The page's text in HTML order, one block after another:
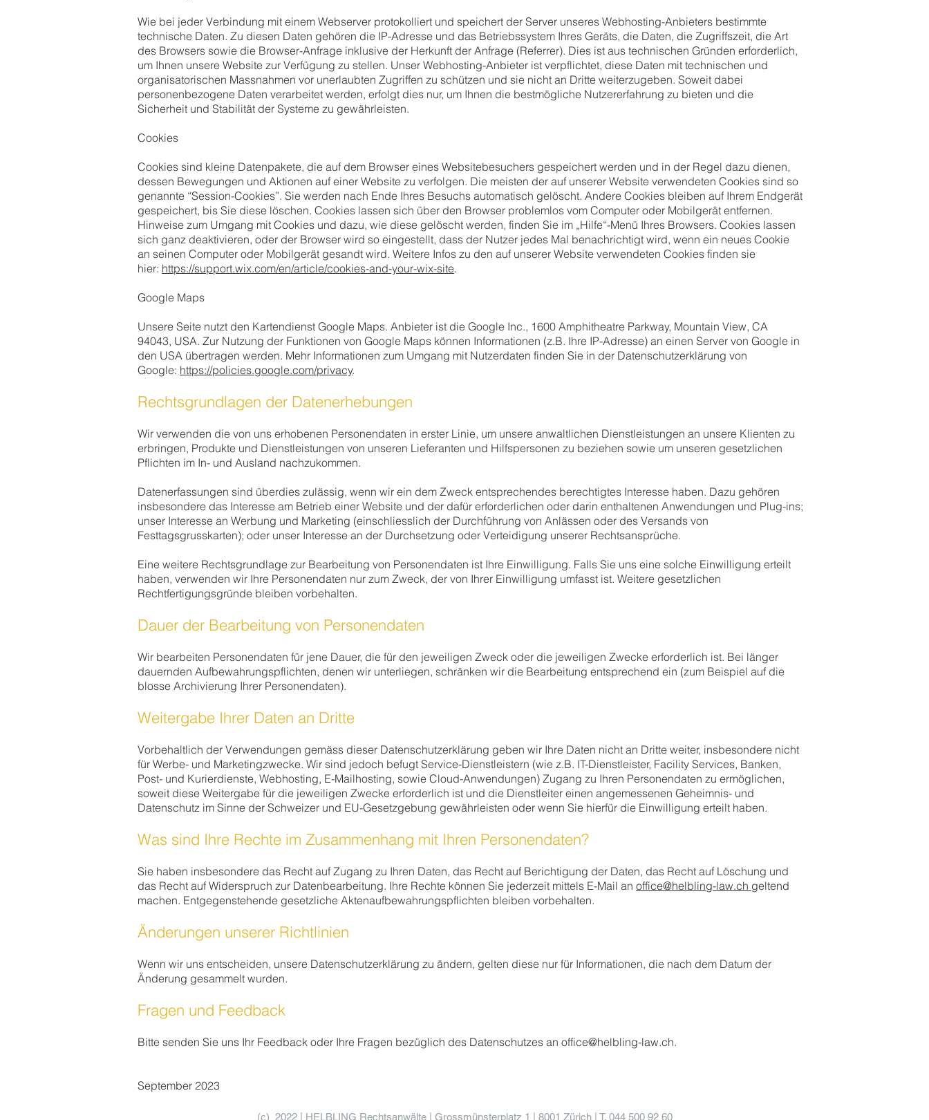
Wie bei jeder Verbindung mit einem Webserver protokolliert und speichert der Server unseres Webhosting-Anbieters bestimmte
technische Daten. Zu diesen Daten gehören die IP-Adresse und das Betriebssystem Ihres Geräts, die Daten, die Zugriffszeit, die Art
des Browsers sowie die Browser-Anfrage inklusive der Herkunft der Anfrage (Referrer). Dies ist aus technischen Gründen erforderlich,
um Ihnen unsere Website zur Verfügung zu stellen. Unser Webhosting-Anbieter ist verpflichtet, diese Daten mit technischen und
organisatorischen Massnahmen vor unerlaubten Zugriffen zu schützen und sie nicht an Dritte weiterzugeben. Soweit dabei
personenbezogene Daten verarbeitet werden, erfolgt dies nur, um Ihnen die bestmögliche Nutzererfahrung zu bieten und die
Sicherheit und Stabilität der Systeme zu gewährleisten.
Cookies
Cookies sind kleine Datenpakete, die auf dem Browser eines Websitebesuchers gespeichert werden und in der Regel dazu dienen,
dessen Bewegungen und Aktionen auf einer Website zu verfolgen. Die meisten der auf unserer Website verwendeten Cookies sind so
genannte “Session-Cookies”. Sie werden nach Ende Ihres Besuchs automatisch gelöscht. Andere Cookies bleiben auf Ihrem Endgerät
gespeichert, bis Sie diese löschen. Cookies lassen sich über den Browser problemlos vom Computer oder Mobilgerät entfernen.
Hinweise zum Umgang mit Cookies und dazu, wie diese gelöscht werden, finden Sie im „Hilfe“-Menü Ihres Browsers. Cookies lassen
sich ganz deaktivieren, oder der Browser wird so eingestellt, dass der Nutzer jedes Mal benachrichtigt wird, wenn ein neues Cookie
an seinen Computer oder Mobilgerät gesandt wird. Weitere Infos zu den auf unserer Website verwendeten Cookies finden sie
hier: https://support.wix.com/en/article/cookies-and-your-wix-site.
Google Maps
Unsere Seite nutzt den Kartendienst Google Maps. Anbieter ist die Google Inc., 1600 Amphitheatre Parkway, Mountain View, CA
94043, USA. Zur Nutzung der Funktionen von Google Maps können Informationen (z.B. Ihre IP-Adresse) an einen Server von Google in
den USA übertragen werden. Mehr Informationen zum Umgang mit Nutzerdaten finden Sie in der Datenschutzerklärung von
Google: https://policies.google.com/privacy.
Rechtsgrundlagen der Datenerhebungen
Wir verwenden die von uns erhobenen Personendaten in erster Linie, um unsere anwaltlichen Dienstleistungen an unsere Klienten zu
erbringen, Produkte und Dienstleistungen von unseren Lieferanten und Hilfspersonen zu beziehen sowie um unseren gesetzlichen
Pflichten im In- und Ausland nachzukommen.
Datenerfassungen sind überdies zulässig, wenn wir ein dem Zweck entsprechendes berechtigtes Interesse haben. Dazu gehören
insbesondere das Interesse am Betrieb einer Website und der dafür erforderlichen oder darin enthaltenen Anwendungen und Plug-ins;
unser Interesse an Werbung und Marketing (einschliesslich der Durchführung von Anlässen oder des Versands von
Festtagsgrusskarten); oder unser Interesse an der Durchsetzung oder Verteidigung unserer Rechtsansprüche.
Eine weitere Rechtsgrundlage zur Bearbeitung von Personendaten ist Ihre Einwilligung. Falls Sie uns eine solche Einwilligung erteilt
haben, verwenden wir Ihre Personendaten nur zum Zweck, der von Ihrer Einwilligung umfasst ist. Weitere gesetzlichen
Rechtfertigungsgründe bleiben vorbehalten.
Dauer der Bearbeitung von Personendaten
Wir bearbeiten Personendaten für jene Dauer, die für den jeweiligen Zweck oder die jeweiligen Zwecke erforderlich ist. Bei länger
dauernden Aufbewahrungspflichten, denen wir unterliegen, schränken wir die Bearbeitung entsprechend ein (zum Beispiel auf die
blosse Archivierung Ihrer Personendaten).
Weitergabe Ihrer Daten an Dritte
Vorbehaltlich der Verwendungen gemäss dieser Datenschutzerklärung geben wir Ihre Daten nicht an Dritte weiter, insbesondere nicht
für Werbe- und Marketingzwecke. Wir sind jedoch befugt Service-Dienstleistern (wie z.B. IT-Dienstleister, Facility Services, Banken,
Post- und Kurierdienste, Webhosting, E-Mailhosting, sowie Cloud-Anwendungen) Zugang zu Ihren Personendaten zu ermöglichen,
soweit diese Weitergabe für die jeweiligen Zwecke erforderlich ist und die Dienstleiter einen angemessenen Geheimnis- und
Datenschutz im Sinne der Schweizer und EU-Gesetzgebung gewährleisten oder wenn Sie hierfür die Einwilligung erteilt haben.
Was sind Ihre Rechte im Zusammenhang mit Ihren Personendaten?
Sie haben insbesondere das Recht auf Zugang zu Ihren Daten, das Recht auf Berichtigung der Daten, das Recht auf Löschung und
das Recht auf Widerspruch zur Datenbearbeitung. Ihre Rechte können Sie jederzeit mittels E-Mail an office@helbling-law.ch geltend
machen. Entgegenstehende gesetzliche Aktenaufbewahrungspflichten bleiben vorbehalten.
Änderungen unserer Richtlinien
Wenn wir uns entscheiden, unsere Datenschutzerklärung zu ändern, gelten diese nur für Informationen, die nach dem Datum der
Änderung gesammelt wurden.
Fragen und Feedback
Bitte senden Sie uns Ihr Feedback oder Ihre Fragen bezüglich des Datenschutzes an office@helbling-law.ch.
September 2023
(c) 2022 | HELBLING Rechtsanwälte | Grossmünsterplatz 1 | 8001 Zürich | T. 044 500 92 60